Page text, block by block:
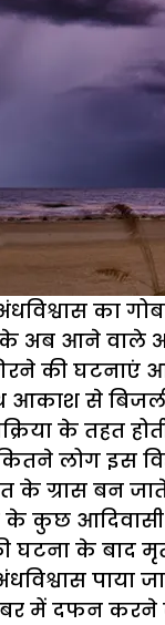
का
अब आने वाले
की घटनाएं
आकाश से
के तहत
लोग इस
ग्रास बन
कुछ आदिवासी
घटना के बाद
पाया
में दफन